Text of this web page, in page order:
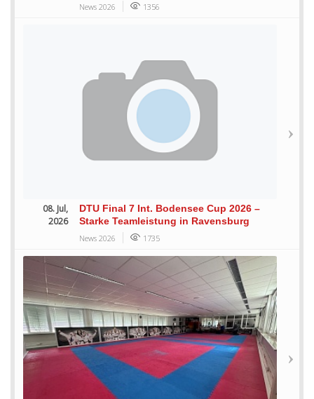
News 2026 1356
08. Jul,
2026
DTU Final 7 Int. Bodensee Cup 2026 –
Starke Teamleistung in Ravensburg
News 2026 1735